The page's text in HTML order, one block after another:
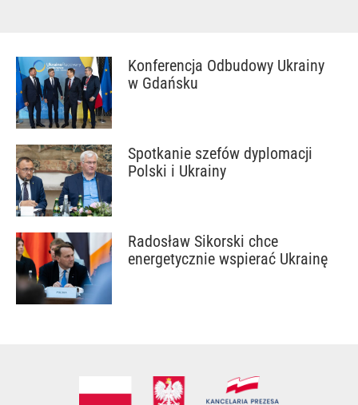
Konferencja Odbudowy Ukrainy
w Gdańsku
Spotkanie szefów dyplomacji
Polski i Ukrainy
Radosław Sikorski chce
energetycznie wspierać Ukrainę